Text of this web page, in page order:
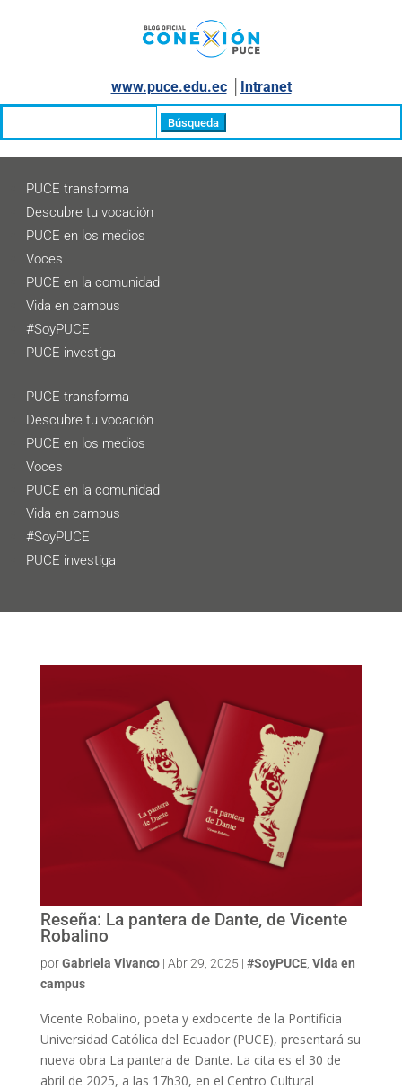
www.puce.edu.ec│ Intranet
PUCE transforma
Descubre tu vocación
PUCE en los medios
Voces
PUCE en la comunidad
Vida en campus
#SoyPUCE
PUCE investiga
PUCE transforma
Descubre tu vocación
PUCE en los medios
Voces
PUCE en la comunidad
Vida en campus
#SoyPUCE
PUCE investiga
Reseña: La pantera de Dante, de Vicente
Robalino
porGabriela Vivanco| Abr 29, 2025 | #SoyPUCE, Vida en
campus
Vicente Robalino, poeta y exdocente de la Pontificia
Universidad Católica del Ecuador (PUCE), presentará su
nueva obra La pantera de Dante. La cita es el 30 de
abril de 2025, a las 17h30, en el Centro Cultural